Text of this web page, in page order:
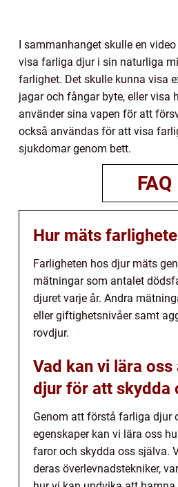
I sammanhanget skulle en
visa farliga djur i sin naturliga
farlighet. Det skulle kunna visa
jagar och fångar byte, eller visa
använder sina vapen för att
också användas för att visa
sjukdomar genom bett.
FAQ
Hur mäts
Farligheten hos djur mäts
mätningar som antalet
djuret varje år. Andra
eller giftighetsnivåer samt
rovdjur.
Vad kan vi lära
djur för att skydda
Genom att förstå farliga djur
egenskaper kan vi lära oss
faror och skydda oss själva.
deras överlevnadstekniker,